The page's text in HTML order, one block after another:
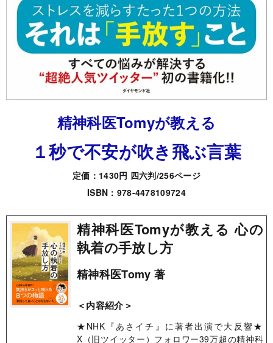
精神科医Tomyが教える
１秒で不安が吹き飛ぶ言葉
定価：1430円 四六判/256ページ
ISBN：978-4478109724
精神科医Tomyが教える 心の
執着の手放し方
精神科医Tomy 著
＜内容紹介＞
★NHK『あさイチ』に著者出演で大反響★​
X（旧ツイッター）フォロワー39万超の精神科